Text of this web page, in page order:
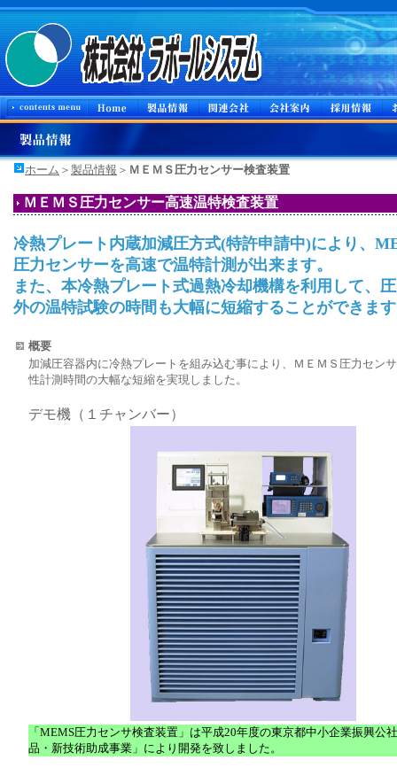
ホーム ＞ 製品情報 ＞ ＭＥＭＳ圧力センサー検査装置
ＭＥＭＳ圧力センサー高速温特検査装置
冷熱プレート内蔵加減圧方式(特許申請中)により、
圧力センサーを高速で温特計測が出来ます。
また、本冷熱プレート式過熱冷却機構を利用して、
外の温特試験の時間も大幅に短縮することができま
概要
加減圧容器内に冷熱プレートを組み込む事により、ＭＥＭＳ圧力セン
性計測時間の大幅な短縮を実現しました。
デモ機（１チャンバー）
「MEMS圧力センサ検査装置」は平成20年度の東京都中小企業振興公
品・新技術助成事業」により開発を致しました。